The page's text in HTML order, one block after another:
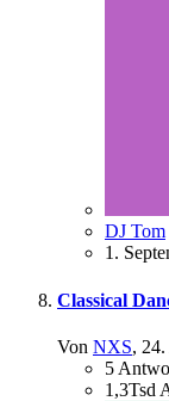
DJ Tom
1.
Classical
Von NXS,
5
1,3Tsd